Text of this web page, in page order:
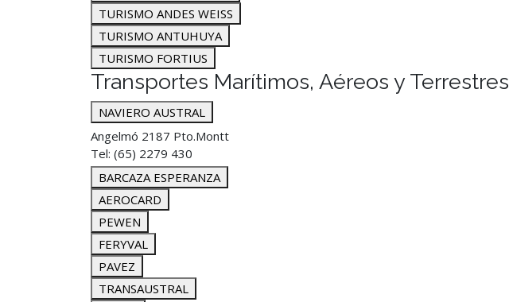
TURISMO ANDES WEISS
TURISMO ANTUHUYA
TURISMO FORTIUS
Transportes Marítimos, Aéreos y Terrestres
NAVIERO AUSTRAL
Angelmó 2187 Pto.Montt
Tel: (65) 2279 430
BARCAZA ESPERANZA
AEROCARD
PEWEN
FERYVAL
PAVEZ
TRANSAUSTRAL